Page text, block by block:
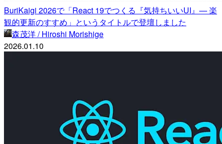
BuriKaigi 2026で「React 19でつくる『気持ちいいUI』— 楽
観的更新のすすめ」というタイトルで登壇しました
森茂洋 / Hiroshi Morishige
2026.01.10